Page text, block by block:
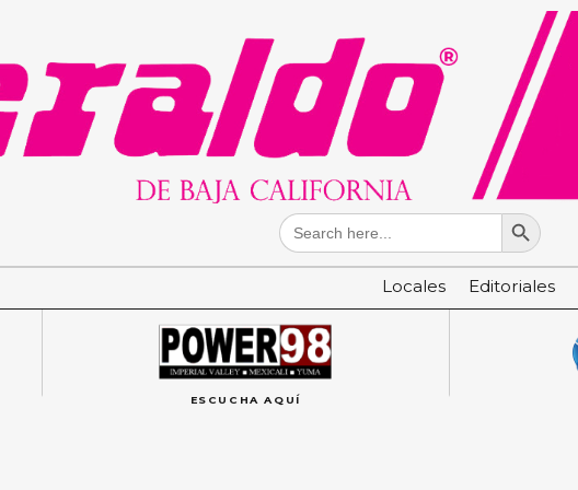
Search
for:
Search Button
Locales Editoriales
ESCUCHA AQUÍ